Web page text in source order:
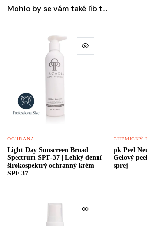
Mohlo by se vám také líbit…
OCHRANA
Light Day Sunscreen Broad
Spectrum SPF-37 | Lehký denní
širokospektrý ochranný krém
SPF 37
CHEMICKÝ
pk Peel
Gelový
sprej